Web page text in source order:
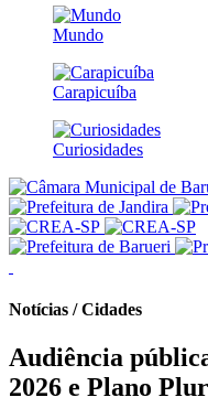
Mundo
Carapicuíba
Curiosidades
Notícias / Cidades
Audiência
2026 e Plano